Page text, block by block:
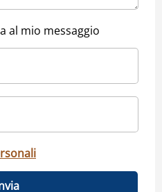
al mio messaggio